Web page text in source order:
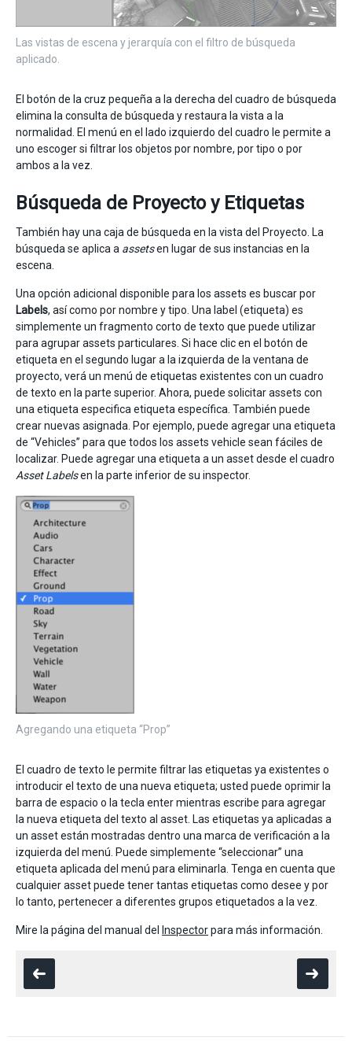
Las vistas de escena y jerarquía con el filtro de búsqueda
aplicado.
El botón de la cruz pequeña a la derecha del cuadro de búsqueda
elimina la consulta de búsqueda y restaura la vista a la
normalidad. El menú en el lado izquierdo del cuadro le permite a
uno escoger si filtrar los objetos por nombre, por tipo o por
ambos a la vez.
Búsqueda de Proyecto y Etiquetas
También hay una caja de búsqueda en la vista del Proyecto. La
búsqueda se aplica a assetsen lugar de sus instancias en la
escena.
Una opción adicional disponible para los assets es buscar por
Labels, así como por nombre y tipo. Una label (etiqueta) es
simplemente un fragmento corto de texto que puede utilizar
para agrupar assets particulares. Si hace clic en el botón de
etiqueta en el segundo lugar a la izquierda de la ventana de
proyecto, verá un menú de etiquetas existentes con un cuadro
de texto en la parte superior. Ahora, puede solicitar assets con
una etiqueta especifica etiqueta específica. También puede
crear nuevas asignada. Por ejemplo, puede agregar una etiqueta
de “Vehicles” para que todos los assets vehicle sean fáciles de
localizar. Puede agregar una etiqueta a un asset desde el cuadro
Asset Labelsen la parte inferior de su inspector.
Agregando una etiqueta “Prop”
El cuadro de texto le permite filtrar las etiquetas ya existentes o
introducir el texto de una nueva etiqueta; usted puede oprimir la
barra de espacio o la tecla enter mientras escribe para agregar
la nueva etiqueta del texto al asset. Las etiquetas ya aplicadas a
un asset están mostradas dentro una marca de verificación a la
izquierda del menú. Puede simplemente “seleccionar” una
etiqueta aplicada del menú para eliminarla. Tenga en cuenta que
cualquier asset puede tener tantas etiquetas como desee y por
lo tanto, pertenecer a diferentes grupos etiquetados a la vez.
Mire la página del manual del Inspectorpara más información.